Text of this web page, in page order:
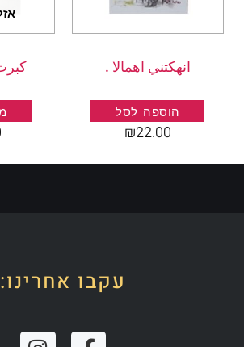
انهكتني اهمالا .
הוספה לסל
₪22.00
עקבו אחרינו: